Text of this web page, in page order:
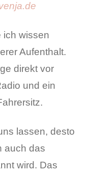
ich wissen
Aufenthalt.
direkt vor
und ein
lassen, desto
auch das
wird. Das